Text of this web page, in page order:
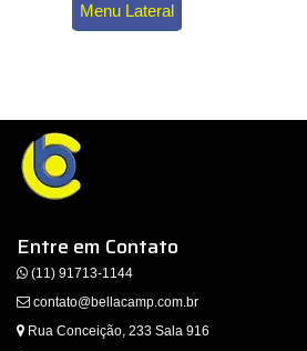
Menu Lateral
Entre em Contato
(11) 91713-1144
contato@bellacamp.com.br
Rua Conceição, 233 Sala 916